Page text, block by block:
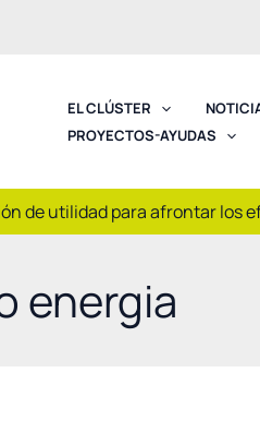
EL CLÚSTER
PROYECTOS-AYUDAS
de utilidad para afrontar los
energia